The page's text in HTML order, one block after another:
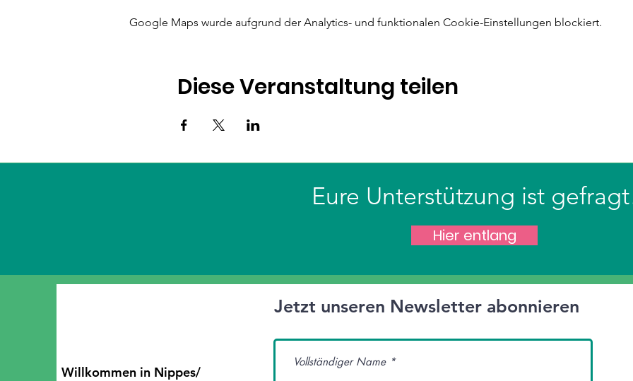
Google Maps wurde aufgrund der Analytics- und funktionalen Cookie-Einstellungen blockiert.
Diese Veranstaltung teilen
Eure Unterstützung ist
Hier entlang
Willkommen in Nippes/
Jetzt unseren Newsletter abonnieren